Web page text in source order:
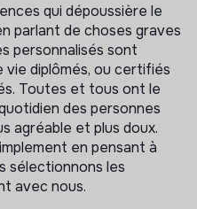
qui dépoussière le
parlant de choses graves
personnalisés sont
vie diplômés, ou certifiés
Toutes et tous ont le
des personnes
agréable et plus doux.
en pensant à
sélectionnons les
avec nous.